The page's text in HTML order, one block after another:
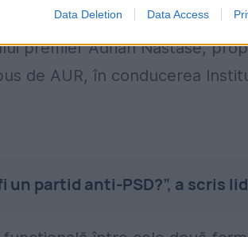
Data Deletion Data Access
a afirmat că „majoritatea
premier Adrian Năstase,
de AUR, în conducerea
un partid anti-PSD?”, a scris